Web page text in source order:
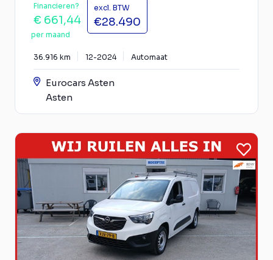
Financieren?
€ 661,44
per maand
excl. BTW
€28.490
36.916 km 12-2024 Automaat
Eurocars Asten
Asten